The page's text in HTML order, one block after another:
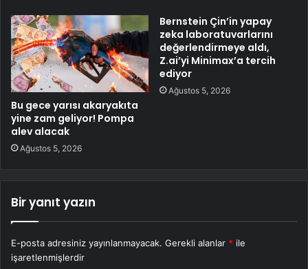
Bu gece yarısı akaryakıta
yine zam geliyor! Pompa
alev alacak
Ağustos 5, 2026
Bernstein Çin’in yapay
zeka laboratuvarlarını
değerlendirmeye aldı,
Z.ai’yi Minimax’a tercih
ediyor
Ağustos 5, 2026
Bir yanıt yazın
E-posta adresiniz yayınlanmayacak. Gerekli alanlar * ile
işaretlenmişlerdir